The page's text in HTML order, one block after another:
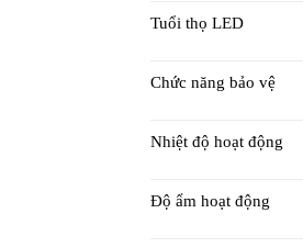
Tuổi thọ LED
Chức năng bảo vệ
Nhiệt độ hoạt động
Độ ẩm hoạt động